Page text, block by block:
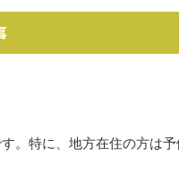
。特に、地方在住の方は